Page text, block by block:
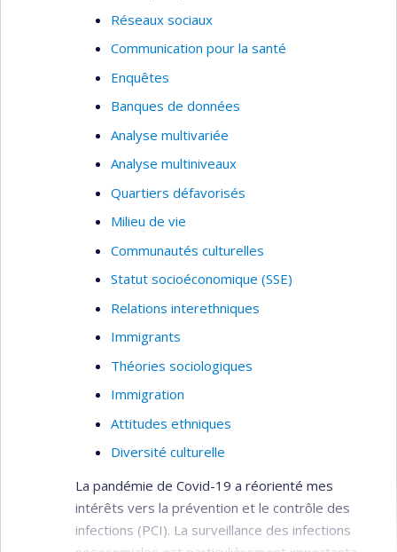
Réseaux sociaux
Communication pour la santé
Enquêtes
Banques de données
Analyse multivariée
Analyse multiniveaux
Quartiers défavorisés
Milieu de vie
Communautés culturelles
Statut socioéconomique (SSE)
Relations interethniques
Immigrants
Théories sociologiques
Immigration
Attitudes ethniques
Diversité culturelle
La pandémie de Covid-19 a réorienté mes
intérêts vers la prévention et le contrôle des
infections (PCI). La surveillance des infections